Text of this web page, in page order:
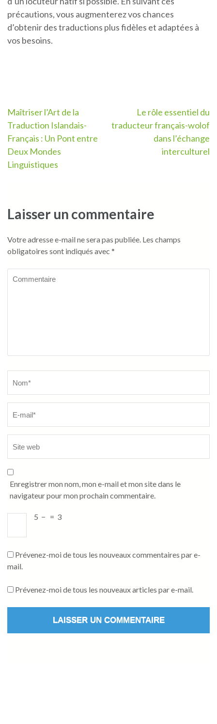
précautions, vous augmenterez vos chances
d’obtenir des traductions plus fidèles et adaptées à
vos besoins.
Navigation
de
l’article
Maîtriser l’Art de la
Traduction Islandais-
Français : Un Pont entre
Deux Mondes
Linguistiques
Le rôle essentiel du
traducteur français-wolof
dans l’échange
interculturel
Laisser un commentaire
Votre adresse e-mail ne sera pas publiée. Les champs
obligatoires sont indiqués avec *
Enregistrer mon nom, mon e-mail et mon site dans le
navigateur pour mon prochain commentaire.
5 − = 3
Prévenez-moi de tous les nouveaux commentaires par e-
mail.
Prévenez-moi de tous les nouveaux articles par e-mail.